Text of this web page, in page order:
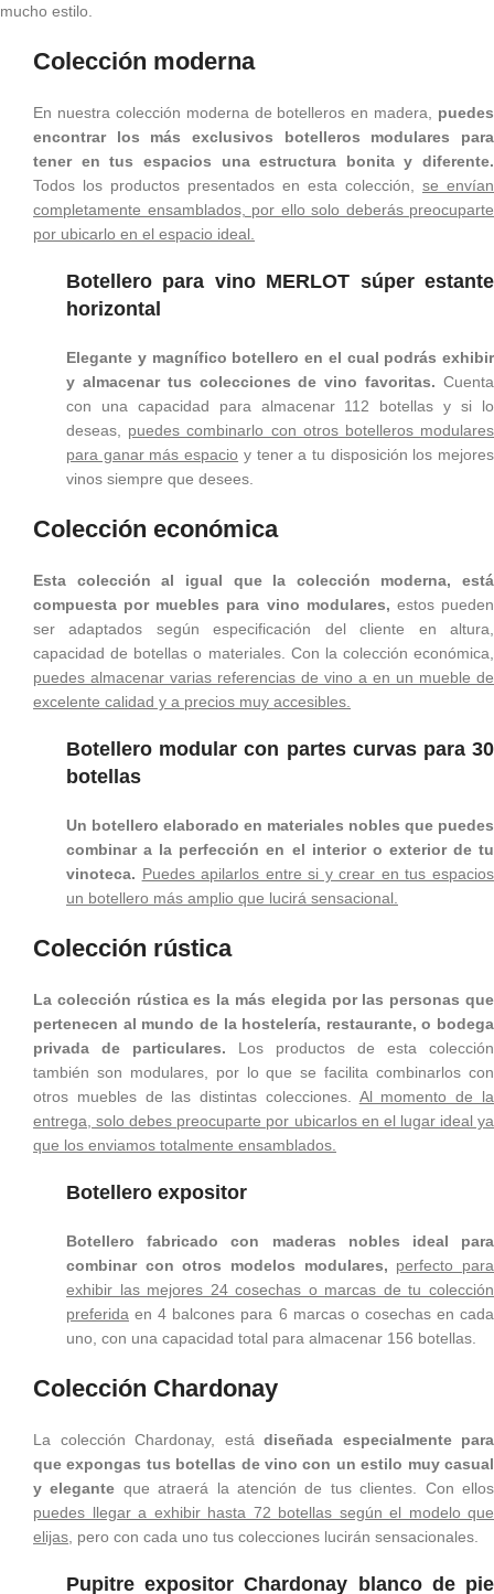
mucho estilo.
Colección moderna
En nuestra colección moderna de botelleros en madera, puedes
encontrar los más exclusivos botelleros modulares para
tener en tus espacios una estructura bonita y diferente.
Todos los productos presentados en esta colección, se envían
completamente ensamblados, por ello solo deberás preocuparte
por ubicarlo en el espacio ideal.
Botellero para vino MERLOT súper estante
horizontal
Elegante y magnífico botellero en el cual podrás exhibir
y almacenar tus colecciones de vino favoritas. Cuenta
con una capacidad para almacenar 112 botellas y si lo
deseas, puedes combinarlo con otros botelleros modulares
para ganar más espacio y tener a tu disposición los mejores
vinos siempre que desees.
Colección económica
Esta colección al igual que la colección moderna, está
compuesta por muebles para vino modulares, estos pueden
ser adaptados según especificación del cliente en altura,
capacidad de botellas o materiales. Con la colección económica,
puedes almacenar varias referencias de vino a en un mueble de
excelente calidad y a precios muy accesibles.
Botellero modular con partes curvas para 30
botellas
Un botellero elaborado en materiales nobles que puedes
combinar a la perfección en el interior o exterior de tu
vinoteca. Puedes apilarlos entre si y crear en tus espacios
un botellero más amplio que lucirá sensacional.
Colección rústica
La colección rústica es la más elegida por las personas que
pertenecen al mundo de la hostelería, restaurante, o bodega
privada de particulares. Los productos de esta colección
también son modulares, por lo que se facilita combinarlos con
otros muebles de las distintas colecciones. Al momento de la
entrega, solo debes preocuparte por ubicarlos en el lugar ideal ya
que los enviamos totalmente ensamblados.
Botellero expositor
Botellero fabricado con maderas nobles ideal para
combinar con otros modelos modulares, perfecto para
exhibir las mejores 24 cosechas o marcas de tu colección
preferida en 4 balcones para 6 marcas o cosechas en cada
uno, con una capacidad total para almacenar 156 botellas.
Colección Chardonay
La colección Chardonay, está diseñada especialmente para
que expongas tus botellas de vino con un estilo muy casual
y elegante que atraerá la atención de tus clientes. Con ellos
puedes llegar a exhibir hasta 72 botellas según el modelo que
elijas, pero con cada uno tus colecciones lucirán sensacionales.
Pupitre expositor Chardonay blanco de pie